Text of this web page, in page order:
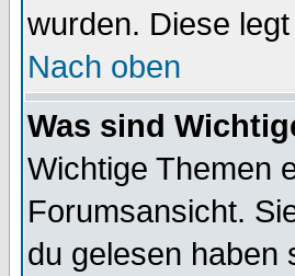
wurden. Diese
Nach oben
Was sind
Wichtige Themen
Forumsansicht.
du gelesen haben